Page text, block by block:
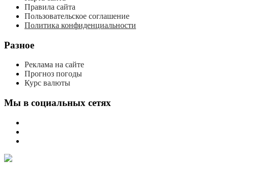
Правила сайта
Пользовательское соглашение
Политика конфиденциальности
Разное
Реклама на сайте
Прогноз погоды
Курс валюты
Мы в социальных сетях